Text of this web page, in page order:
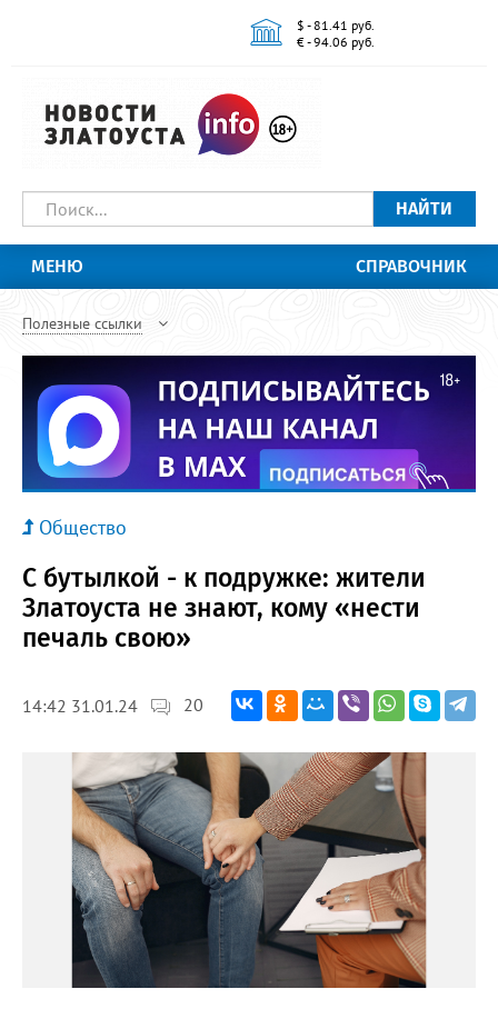
$ - 81.41 руб.
€ - 94.06 руб.
НАЙТИ
МЕНЮ СПРАВОЧНИК
Полезные ссылки
Общество
С бутылкой - к подружке: жители
Златоуста не знают, кому «нести
печаль свою»
14:42 31.01.24 20